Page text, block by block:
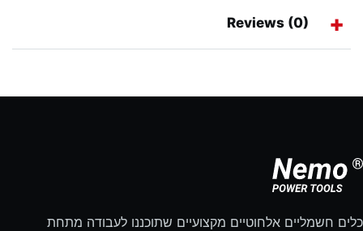
Reviews (0)
כלים חשמליים אלחוטיים מקצועיים שתוכננו לעבודה מתחת